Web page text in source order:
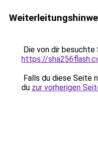
Die von dir
https://
Falls du diese Seite
du zur vorherigen